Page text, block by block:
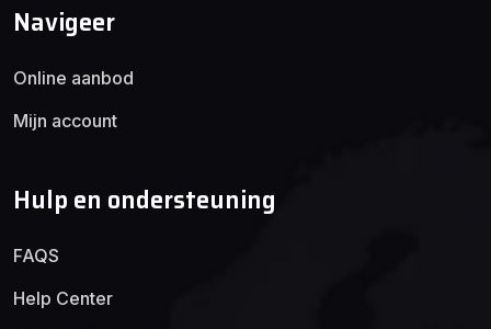
Navigeer
Online aanbod
Mijn account
Hulp en ondersteuning
FAQS
Help Center